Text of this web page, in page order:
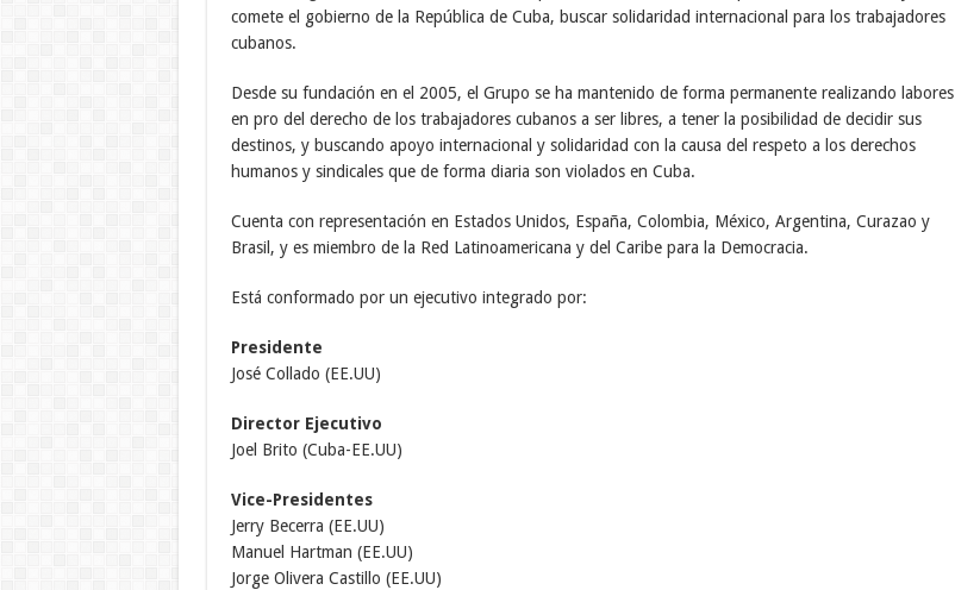
comete el gobierno de la República de Cuba, buscar solidaridad internacional para los trabajadores
cubanos.
Desde su fundación en el 2005, el Grupo se ha mantenido de forma permanente realizando labores
en pro del derecho de los trabajadores cubanos a ser libres, a tener la posibilidad de decidir sus
destinos, y buscando apoyo internacional y solidaridad con la causa del respeto a los derechos
humanos y sindicales que de forma diaria son violados en Cuba.
Cuenta con representación en Estados Unidos, España, Colombia, México, Argentina, Curazao y
Brasil, y es miembro de la Red Latinoamericana y del Caribe para la Democracia.
Está conformado por un ejecutivo integrado por:
Presidente
José Collado (EE.UU)
Director Ejecutivo
Joel Brito (Cuba-EE.UU)
Vice-Presidentes
Jerry Becerra (EE.UU)
Manuel Hartman (EE.UU)
Jorge Olivera Castillo (EE.UU)